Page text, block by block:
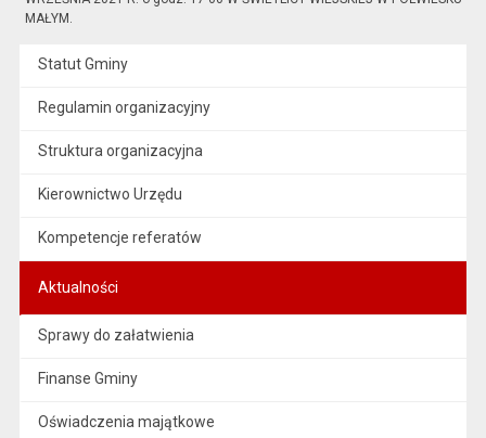
MAŁYM.
Statut Gminy
Regulamin organizacyjny
Struktura organizacyjna
Kierownictwo Urzędu
Kompetencje referatów
Aktualności
Sprawy do załatwienia
Finanse Gminy
Oświadczenia majątkowe